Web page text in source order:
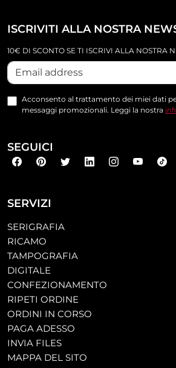
SERVIZI
SERIGRAFIA
RICAMO
TAMPOGRAFIA
DIGITALE
CONFEZIONAMENTO
RIPETI ORDINE
ORDINI IN CORSO
PAGA ADESSO
INVIA FILES
MAPPA DEL SITO
ISCRIVITI ALLA NOSTRA
10€ DI SCONTO SE TI ISCRIVI ALLA NOSTRA
Acconsento al trattamento dei miei dati
messaggi promozionali. Leggi la nostra
SEGUICI